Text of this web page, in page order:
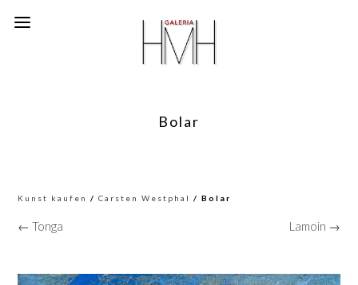
Bolar
Kunst kaufen /Carsten Westphal / Bolar
← Tonga Lamoin →